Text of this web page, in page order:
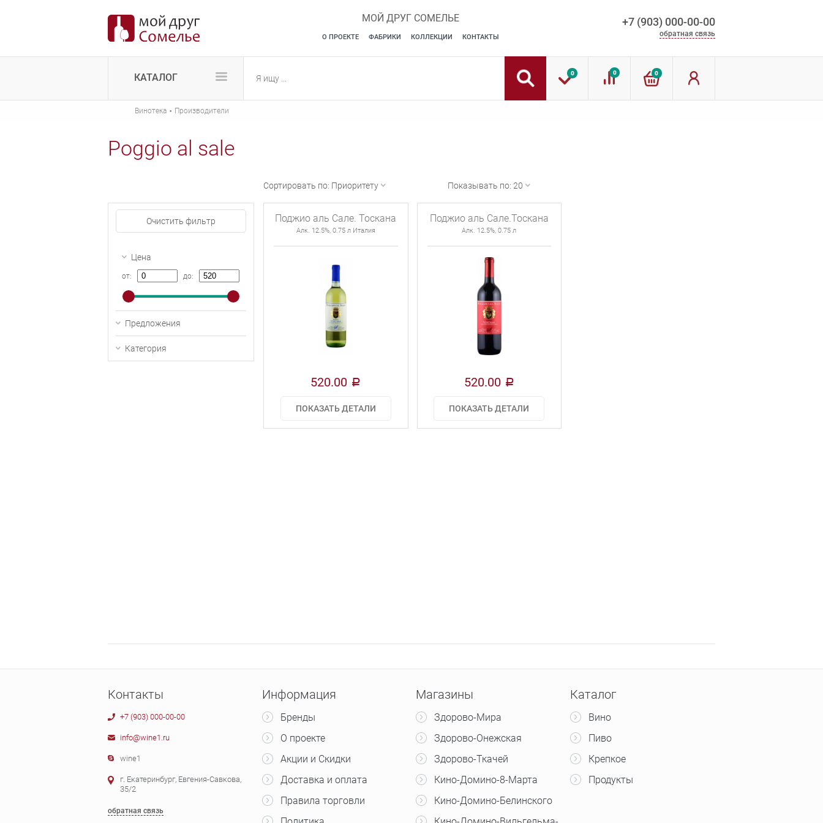
МОЙ ДРУГ СОМЕЛЬЕ
О ПРОЕКТЕ ФАБРИКИ КОЛЛЕКЦИИ КОНТАКТЫ
+7 (903) 000-00-00
обратная связь
КАТАЛОГ 0 0 0
Винотека · Производители
Poggio al sale
Очистить фильтр
Цена
от: до:
Предложения
Категория
Сортировать по: Приоритету Показывать по: 20
Поджио аль Сале. Тоскана
Алк. 12.5%, 0.75 л Италия
520.00 a
ПОКАЗАТЬ ДЕТАЛИ
Поджио аль Сале.Тоскана
Алк. 12.5%, 0.75 л
520.00 a
ПОКАЗАТЬ ДЕТАЛИ
Контакты
+7 (903) 000-00-00
info@wine1.ru
wine1
г. Екатеринбург, Евгения-Савкова,
35/2
обратная связь
Информация
Бренды
О проекте
Акции и Скидки
Доставка и оплата
Правила торговли
Магазины
Здорово-Мира
Здорово-Онежская
Здорово-Ткачей
Кино-Домино-8-Марта
Кино-Домино-Белинского
Каталог
Вино
Пиво
Крепкое
Продукты